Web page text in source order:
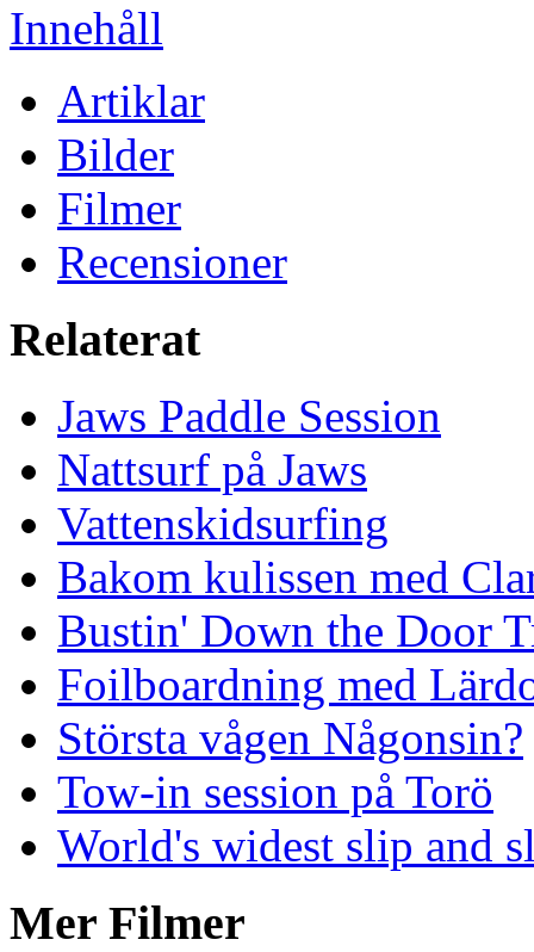
Innehåll
Artiklar
Bilder
Filmer
Recensioner
Relaterat
Jaws Paddle Session
Nattsurf på Jaws
Vattenskidsurfing
Bakom kulissen med
Bustin' Down the Door
Foilboardning med
Största vågen Någonsin?
Tow-in session på Torö
World's widest slip and
Mer Filmer